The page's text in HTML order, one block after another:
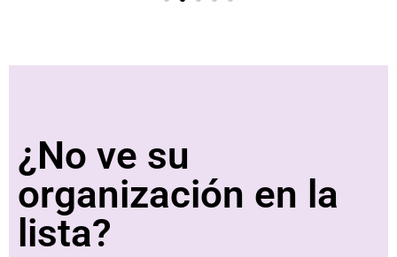
¿No ve su
organización en la
lista?